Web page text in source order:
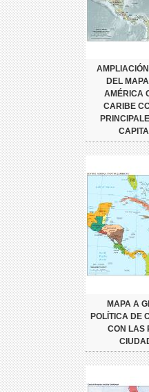
DEL
AMÉRICA
CARIBE
MAPA A
POLÍTICA DE
CON LAS